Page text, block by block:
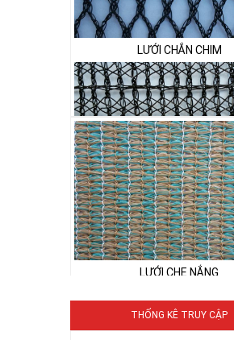
LƯỚI CHẮN CHIM
LƯỚI PHƠI NÔNG SẢN
LƯỚI CHE NẮNG
THỐNG KÊ TRUY CẬP